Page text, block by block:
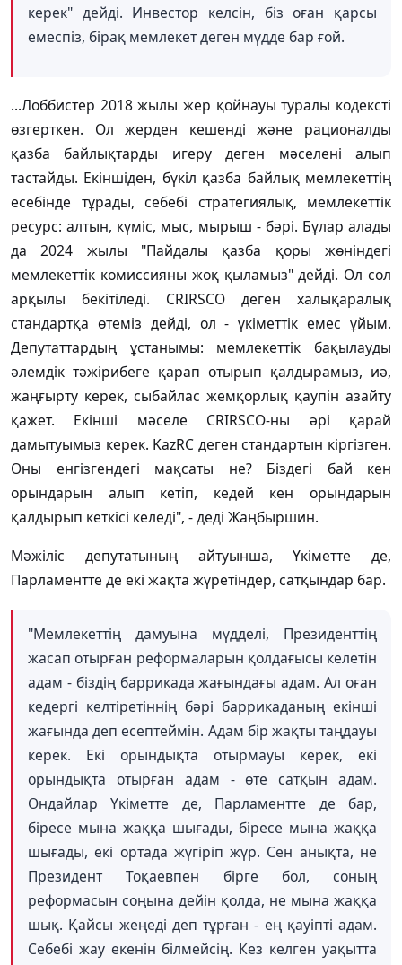
керек" дейді. Инвестор келсін, біз оған қарсы
емеспіз, бірақ мемлекет деген мүдде бар ғой.
...Лоббистер 2018 жылы жер қойнауы туралы кодексті
өзгерткен. Ол жерден кешенді және рационалды
қазба байлықтарды игеру деген мәселені алып
тастайды. Екіншіден, бүкіл қазба байлық мемлекеттің
есебінде тұрады, себебі стратегиялық, мемлекеттік
ресурс: алтын, күміс, мыс, мырыш - бәрі. Бұлар алады
да 2024 жылы "Пайдалы қазба қоры жөніндегі
мемлекеттік комиссияны жоқ қыламыз" дейді. Ол сол
арқылы бекітіледі. CRIRSCO деген халықаралық
стандартқа өтеміз дейді, ол - үкіметтік емес ұйым.
Депутаттардың ұстанымы: мемлекеттік бақылауды
әлемдік тәжірибеге қарап отырып қалдырамыз, иә,
жаңғырту керек, сыбайлас жемқорлық қаупін азайту
қажет. Екінші мәселе CRIRSCO-ны әрі қарай
дамытуымыз керек. KazRC деген стандартын кіргізген.
Оны енгізгендегі мақсаты не? Біздегі бай кен
орындарын алып кетіп, кедей кен орындарын
қалдырып кеткісі келеді", - деді Жаңбыршин.
Мәжіліс депутатының айтуынша, Үкіметте де,
Парламентте де екі жақта жүретіндер, сатқындар бар.
"Мемлекеттің дамуына мүдделі, Президенттің
жасап отырған реформаларын қолдағысы келетін
адам - біздің баррикада жағындағы адам. Ал оған
кедергі келтіретіннің бәрі баррикаданың екінші
жағында деп есептеймін. Адам бір жақты таңдауы
керек. Екі орындықта отырмауы керек, екі
орындықта отырған адам - өте сатқын адам.
Ондайлар Үкіметте де, Парламентте де бар,
біресе мына жаққа шығады, біресе мына жаққа
шығады, екі ортада жүгіріп жүр. Сен анықта, не
Президент Тоқаевпен бірге бол, соның
реформасын соңына дейін қолда, не мына жаққа
шық. Қайсы жеңеді деп тұрған - ең қауіпті адам.
Себебі жау екенін білмейсің. Кез келген уақытта